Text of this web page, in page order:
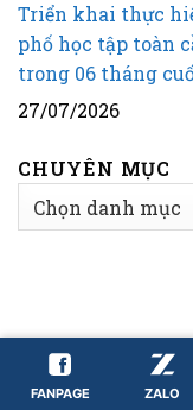
Triển khai thực
phố học tập toàn
trong 06 tháng
27/07/2026
CHUYÊN MỤC
CHUYÊN
MỤC
© 2026 Bản
triển bởi
FANPAGE ZALO